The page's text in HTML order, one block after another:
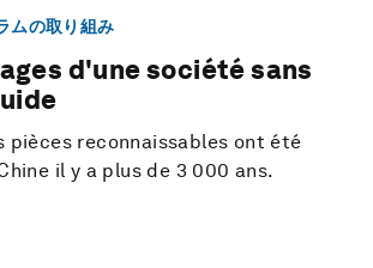
ムの取り組み
d'une société sans
pièces reconnaissables ont été
il y a plus de 3 000 ans.